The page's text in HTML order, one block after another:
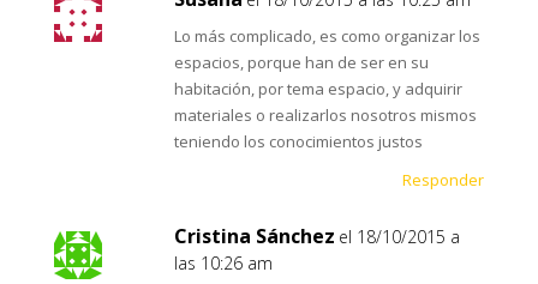
Lo más complicado, es como organizar los
espacios, porque han de ser en su
habitación, por tema espacio, y adquirir
materiales o realizarlos nosotros mismos
teniendo los conocimientos justos
Responder
Cristina Sánchez el 18/10/2015 a
las 10:26 am